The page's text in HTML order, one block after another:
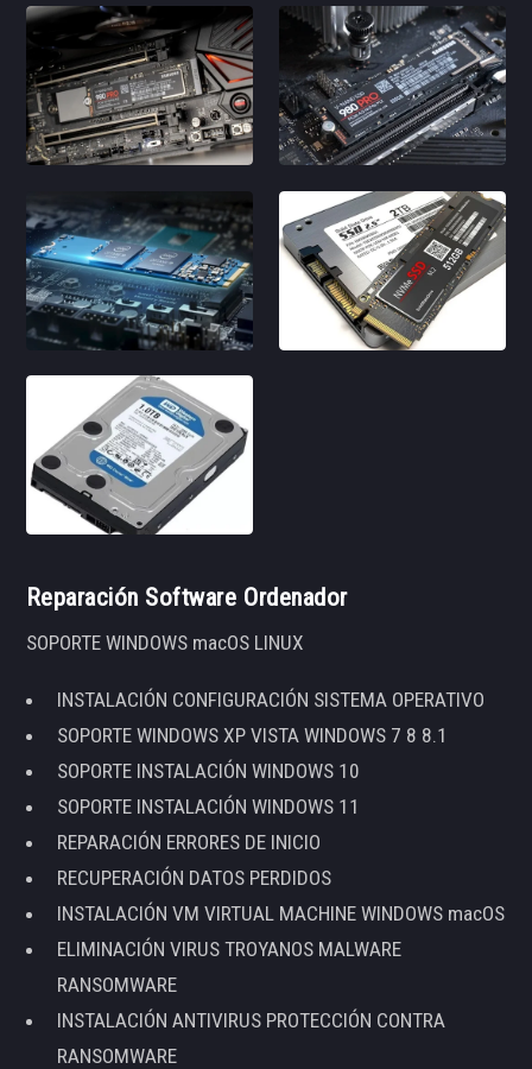
Reparación Software Ordenador
SOPORTE WINDOWS macOS LINUX
INSTALACIÓN CONFIGURACIÓN SISTEMA OPERATIVO
SOPORTE WINDOWS XP VISTA WINDOWS 7 8 8.1
SOPORTE INSTALACIÓN WINDOWS 10
SOPORTE INSTALACIÓN WINDOWS 11
REPARACIÓN ERRORES DE INICIO
RECUPERACIÓN DATOS PERDIDOS
INSTALACIÓN VM VIRTUAL MACHINE WINDOWS macOS
ELIMINACIÓN VIRUS TROYANOS MALWARE
RANSOMWARE
INSTALACIÓN ANTIVIRUS PROTECCIÓN CONTRA
RANSOMWARE